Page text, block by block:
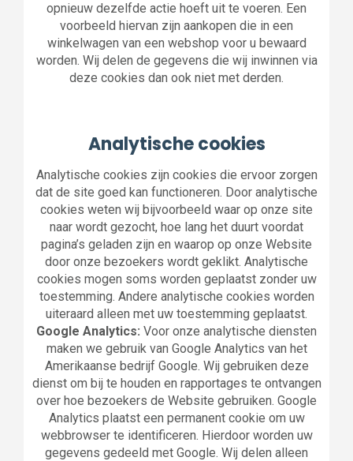
opnieuw dezelfde actie hoeft uit te voeren. Een
voorbeeld hiervan zijn aankopen die in een
winkelwagen van een webshop voor u bewaard
worden. Wij delen de gegevens die wij inwinnen via
deze cookies dan ook niet met derden.
Analytische cookies
Analytische cookies zijn cookies die ervoor zorgen
dat de site goed kan functioneren. Door analytische
cookies weten wij bijvoorbeeld waar op onze site
naar wordt gezocht, hoe lang het duurt voordat
pagina’s geladen zijn en waarop op onze Website
door onze bezoekers wordt geklikt. Analytische
cookies mogen soms worden geplaatst zonder uw
toestemming. Andere analytische cookies worden
uiteraard alleen met uw toestemming geplaatst.
Google Analytics: Voor onze analytische diensten
maken we gebruik van Google Analytics van het
Amerikaanse bedrijf Google. Wij gebruiken deze
dienst om bij te houden en rapportages te ontvangen
over hoe bezoekers de Website gebruiken. Google
Analytics plaatst een permanent cookie om uw
webbrowser te identificeren. Hierdoor worden uw
gegevens gedeeld met Google. Wij delen alleen